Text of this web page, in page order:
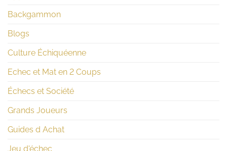
Backgammon
Blogs
Culture Échiquéenne
Echec et Mat en 2 Coups
Échecs et Société
Grands Joueurs
Guides d Achat
Jeu d'échec